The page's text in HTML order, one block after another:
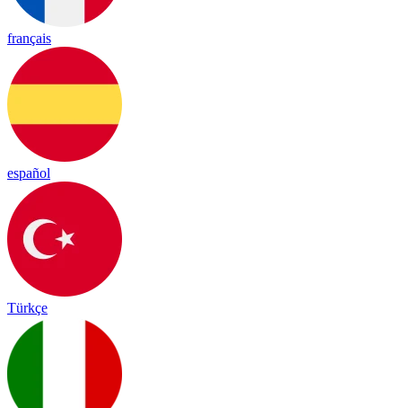
français
español
Türkçe